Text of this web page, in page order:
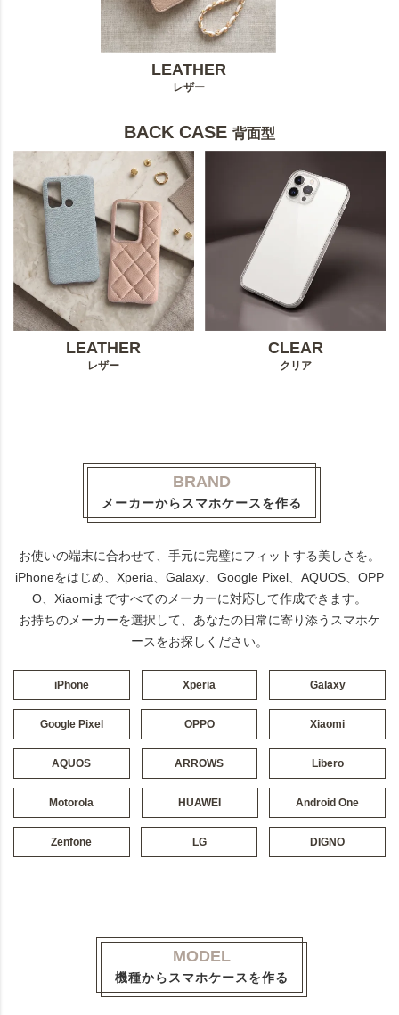
LEATHER
レザー
BACK CASE 背面型
LEATHER
レザー
CLEAR
クリア
BRAND
メーカーからスマホケースを作る
お使いの端末に合わせて、手元に完璧にフィットする美しさを。
iPhoneをはじめ、Xperia、Galaxy、Google Pixel、AQUOS、OPP
O、Xiaomiまですべてのメーカーに対応して作成できます。
お持ちのメーカーを選択して、あなたの日常に寄り添うスマホケ
ースをお探しください。
iPhone Xperia Galaxy
Google Pixel OPPO Xiaomi
AQUOS ARROWS Libero
Motorola HUAWEI Android One
Zenfone LG DIGNO
MODEL
機種からスマホケースを作る